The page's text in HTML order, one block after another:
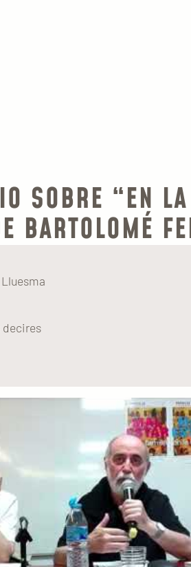
SOBRE “EN
BARTOLOMÉ
decires